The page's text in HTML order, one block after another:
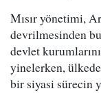
Mısır yönetimi,
devrilmesinden
devlet
yinelerken,
bir siyasi sürecin